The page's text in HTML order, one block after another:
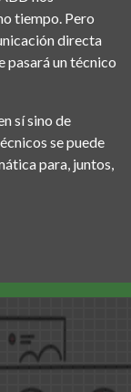
tiempo. Pero
directa
pasará un técnico
sí sino de
se puede
para, juntos,